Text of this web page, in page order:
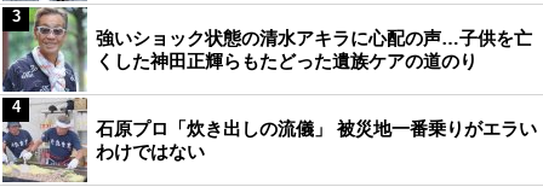
強いショック状態の清水アキラに心配の声…子供を亡
くした神田正輝らもたどった遺族ケアの道のり
3
石原プロ「炊き出しの流儀」 被災地一番乗りがエラい
わけではない
4